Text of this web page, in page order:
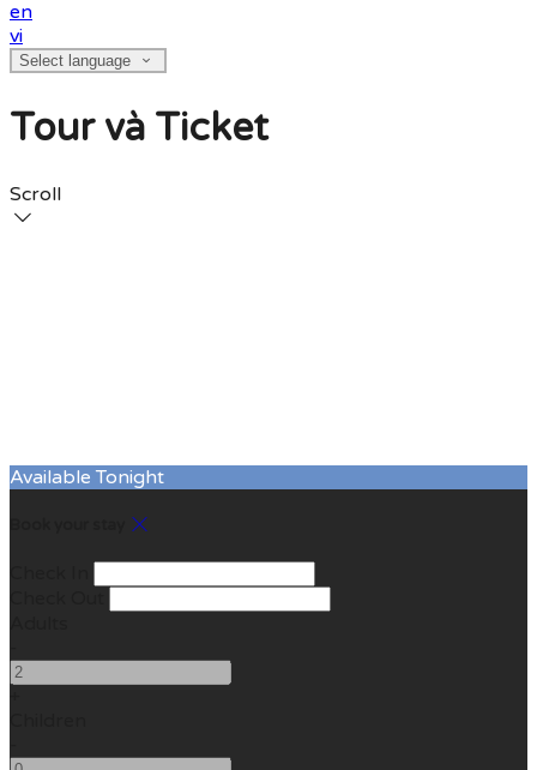
en
vi
Select language
Tour và Ticket
Scroll
Available Tonight